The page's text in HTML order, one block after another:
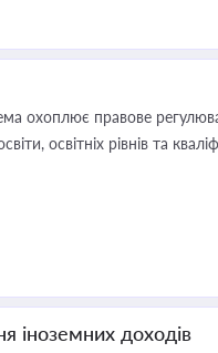
охоплює правове
освітніх рівнів та
іноземних доходів